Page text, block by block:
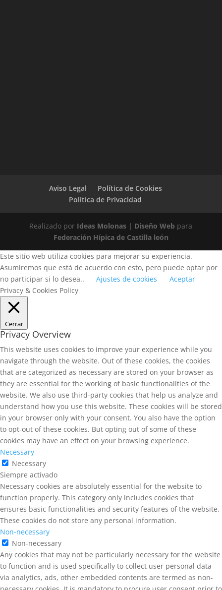
Aviso Legal
Política de Cookies
Política de Privacidad
Realizado por Ideas Molonas | Diseño Web para
Federación Hípica de Castilla león
Este sitio web utiliza cookies para mejorar su experiencia.
Asumiremos que está de acuerdo con esto, pero puede optar por
no participar si lo desea..
Ajustes de cookies
Aceptar
Privacy & Cookies Policy
Cerrar
Privacy Overview
This website uses cookies to improve your experience while you
navigate through the website. Out of these cookies, the cookies
that are categorized as necessary are stored on your browser as
they are essential for the working of basic functionalities of the
website. We also use third-party cookies that help us analyze and
understand how you use this website. These cookies will be stored
in your browser only with your consent. You also have the option
to opt-out of these cookies. But opting out of some of these
cookies may have an effect on your browsing experience.
Necessary
Necessary
Siempre activado
Necessary cookies are absolutely essential for the website to
function properly. This category only includes cookies that
ensures basic functionalities and security features of the website.
These cookies do not store any personal information.
Non-necessary
Non-necessary
Any cookies that may not be particularly necessary for the website
to function and is used specifically to collect user personal data
via analytics, ads, other embedded contents are termed as non-